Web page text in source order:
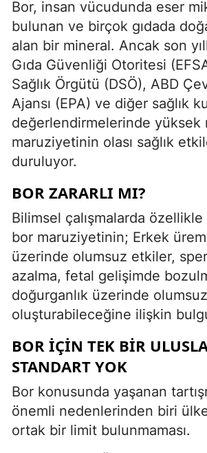
Bor, insan vücudunda eser
bulunan ve birçok gıdada
alan bir mineral. Ancak son
Gıda Güvenliği Otoritesi
Sağlık Örgütü (DSÖ), ABD
Ajansı (EPA) ve diğer sağlık
değerlendirmelerinde yüksek
maruziyetinin olası sağlık
duruluyor.
BOR ZARARLI MI?
Bilimsel çalışmalarda
bor maruziyetinin; Erkek
üzerinde olumsuz etkiler,
azalma, fetal gelişimde
doğurganlık üzerinde
oluşturabileceğine ilişkin
BOR IÇIN TEK BIR
STANDART YOK
Bor konusunda yaşanan
önemli nedenlerinden biri
ortak bir limit bulunmaması.